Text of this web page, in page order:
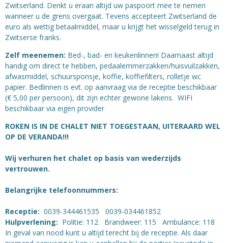
Zwitserland. Denkt u eraan altijd uw paspoort mee te nemen
wanneer u de grens overgaat. Tevens accepteert Zwitserland de
euro als wettig betaalmiddel, maar u krijgt het wisselgeld terug in
Zwitserse franks.
Zelf meenemen: Bed-, bad- en keukenlinnen! Daarnaast altijd
handig om direct te hebben, pedaalemmerzakken/huisvuilzakken,
afwasmiddel, schuursponsje, koffie, koffiefilters, rolletje wc
papier. Bedlinnen is evt. op aanvraag via de receptie beschikbaar
(€ 5,00 per persoon), dit zijn echter gewone lakens. WIFI
beschikbaar via eigen provider
ROKEN IS IN DE CHALET NIET TOEGESTAAN, UITERAARD WEL
OP DE VERANDA!!!
Wij verhuren het chalet op basis van wederzijds
vertrouwen.
Belangrijke telefoonnummers:
Receptie: 0039-344461535 0039-034461852
Hulpverlening: Politie: 112 Brandweer: 115 Ambulance: 118
In geval van nood kunt u altijd terecht bij de receptie. Als daar